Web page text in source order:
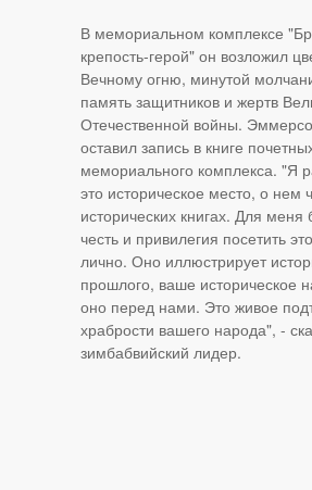
В мемориальном комплексе
крепость-герой" он возложил
Вечному огню, минутой
память защитников и жертв
Отечественной войны.
оставил запись в книге
мемориального комплекса. "Я
это историческое место, о нем
исторических книгах. Для меня
честь и привилегия посетить
лично. Оно иллюстрирует
прошлого, ваше историческое
оно перед нами. Это живое
храбрости вашего народа", -
зимбабвийский лидер.